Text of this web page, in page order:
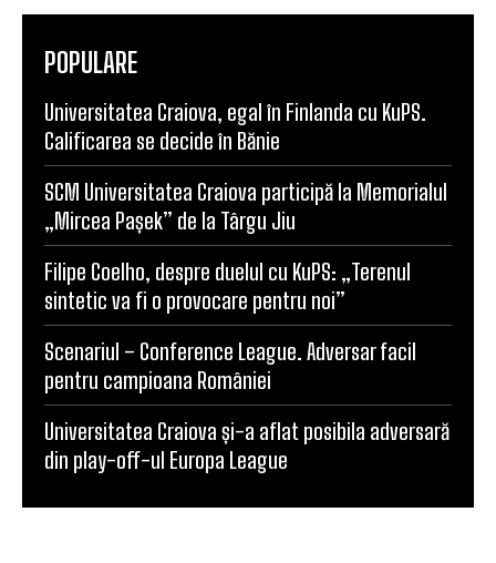
POPULARE
Universitatea Craiova, egal în Finlanda cu KuPS.
Calificarea se decide în Bănie
SCM Universitatea Craiova participă la Memorialul
„Mircea Pașek” de la Târgu Jiu
Filipe Coelho, despre duelul cu KuPS: „Terenul
sintetic va fi o provocare pentru noi”
Scenariul – Conference League. Adversar facil
pentru campioana României
Universitatea Craiova și-a aflat posibila adversară
din play-off-ul Europa League